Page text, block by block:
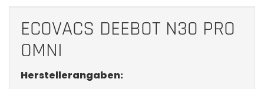
ECOVACS DEEBOT N30 PRO
OMNI
Herstellerangaben: